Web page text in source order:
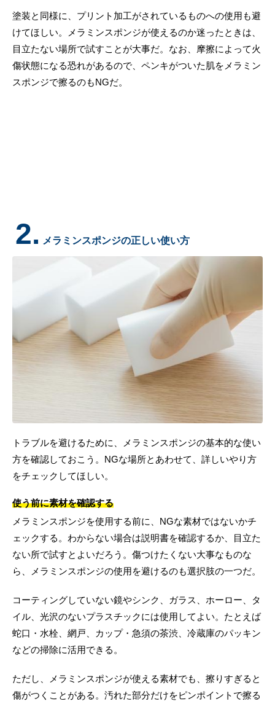
塗装と同様に、プリント加工がされているものへの使用も避
けてほしい。メラミンスポンジが使えるのか迷ったときは、
目立たない場所で試すことが大事だ。なお、摩擦によって火
傷状態になる恐れがあるので、ペンキがついた肌をメラミン
スポンジで擦るのもNGだ。
2. メラミンスポンジの正しい使い方
トラブルを避けるために、メラミンスポンジの基本的な使い
方を確認しておこう。NGな場所とあわせて、詳しいやり方
をチェックしてほしい。
使う前に素材を確認する
メラミンスポンジを使用する前に、NGな素材ではないかチ
ェックする。わからない場合は説明書を確認するか、目立た
ない所で試すとよいだろう。傷つけたくない大事なものな
ら、メラミンスポンジの使用を避けるのも選択肢の一つだ。
コーティングしていない鏡やシンク、ガラス、ホーロー、タ
イル、光沢のないプラスチックには使用してよい。たとえば
蛇口・水栓、網戸、カップ・急須の茶渋、冷蔵庫のパッキン
などの掃除に活用できる。
ただし、メラミンスポンジが使える素材でも、擦りすぎると
傷がつくことがある。汚れた部分だけをピンポイントで擦る